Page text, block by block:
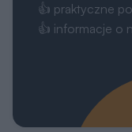
👍 praktyczne
👍 informacje o